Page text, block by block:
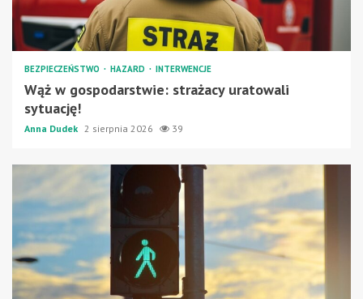
BEZPIECZEŃSTWO HAZARD INTERWENCJE
Wąż w gospodarstwie: strażacy uratowali
sytuację!
Anna Dudek 2 sierpnia 2026 39